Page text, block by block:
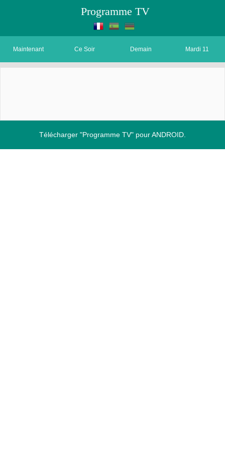
Programme TV
Maintenant Ce Soir Demain Mardi 11
Télécharger "Programme TV" pour ANDROID.